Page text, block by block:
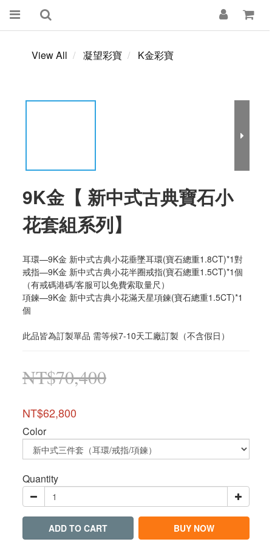
View All 凝望彩寶 K金彩寶
9K金【 新中式古典寶石小
花套組系列】
耳環—9K金 新中式古典小花垂墜耳環(寶石總重1.8CT)*1對
戒指—9K金 新中式古典小花半圈戒指(寶石總重1.5CT)*1個
（有戒碼港碼/客服可以免費索取量尺）
項鍊—9K金 新中式古典小花滿天星項鍊(寶石總重1.5CT)*1
個
此品皆為訂製單品 需等候7-10天工廠訂製（不含假日）
NT$70,400
NT$62,800
Color
Quantity
ADD TO CART BUY NOW